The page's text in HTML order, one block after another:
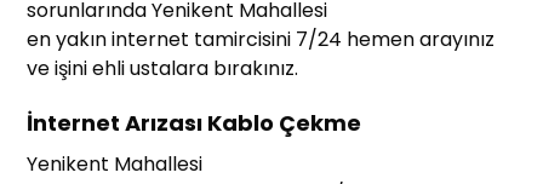
sorunlarında Yenikent Mahallesi
en yakın internet tamircisini 7/24 hemen arayınız
ve işini ehli ustalara bırakınız.
İnternet Arızası Kablo Çekme
Yenikent Mahallesi